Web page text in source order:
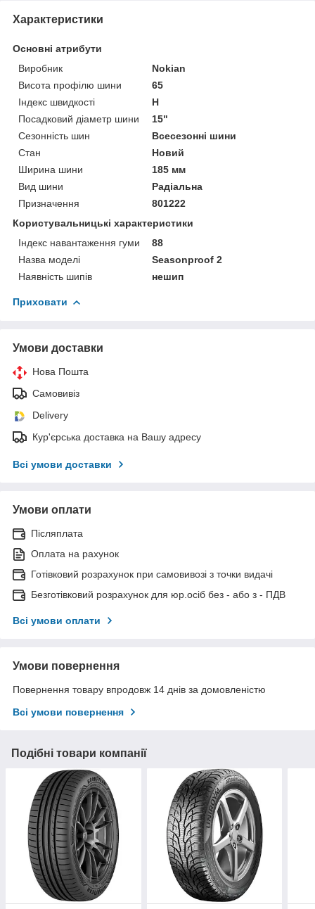
Характеристики
Основні атрибути
Виробник
Nokian
Висота профілю шини
65
Індекс швидкості
H
Посадковий діаметр шини
15"
Сезонність шин
Всесезонні шини
Стан
Новий
Ширина шини
185 мм
Вид шини
Радіальна
Призначення
801222
Користувальницькі характеристики
Індекс навантаження гуми
88
Назва моделі
Seasonproof 2
Наявність шипів
нешип
Приховати
Умови доставки
Нова Пошта
Самовивіз
Delivery
Кур'єрська доставка на Вашу адресу
Всі умови доставки
Умови оплати
Післяплата
Оплата на рахунок
Готівковий розрахунок при самовивозі з точки видачі
Безготівковий розрахунок для юр.осіб без - або з - ПДВ
Всі умови оплати
Умови повернення
Повернення товару впродовж 14 днів за домовленістю
Всі умови повернення
Подібні товари компанії